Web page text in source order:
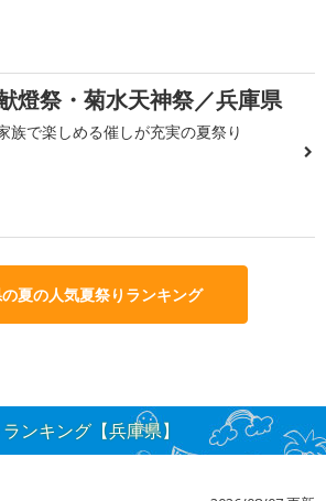
燈祭・菊水天神祭／兵庫県
族で楽しめる催しが充実の夏祭り
夏の人気夏祭りランキング
ンキング【兵庫県】